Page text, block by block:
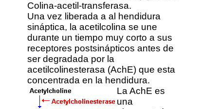
Colina-acetil-transferasa.
Una vez liberada a al hendidura
sináptica, la acetilcolina se une
durante un tiempo muy corto a sus
receptores postsinápticos antes de
ser degradada por la
acetilcolinesterasa (AchE) que esta
concentrada en la hendidura.
La AchE es
una